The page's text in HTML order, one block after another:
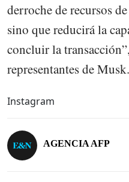
derroche de recursos
sino que reducirá la
concluir la
representantes de Musk.
Instagram
AGENCIA AFP